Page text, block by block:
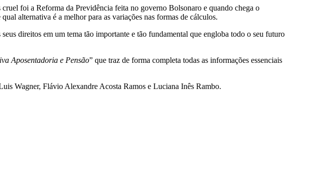
cruel foi a Reforma da Previdência feita no governo Bolsonaro e quando chega o
alternativa é a melhor para as variações nas formas de cálculos.
direitos em um tema tão importante e tão fundamental que engloba todo o seu futuro
Aposentadoria e Pensão” que traz de forma completa todas as informações essenciais
Wagner, Flávio Alexandre Acosta Ramos e Luciana Inês Rambo.